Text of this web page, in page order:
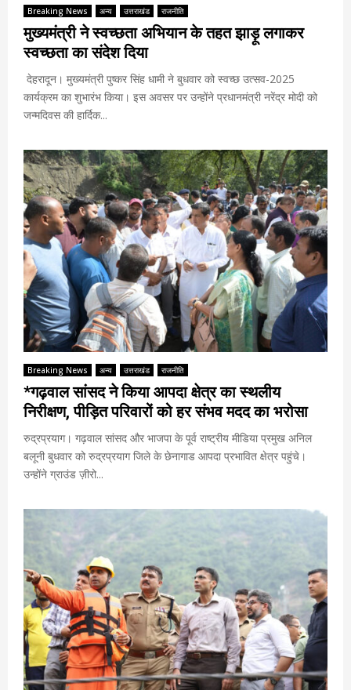
Breaking News अन्य उत्तराखंड राजनीति
मुख्यमंत्री ने स्वच्छता अभियान के तहत झाड़ू लगाकर
स्वच्छता का संदेश दिया
देहरादून। मुख्यमंत्री पुष्कर सिंह धामी ने बुधवार को स्वच्छ उत्सव-2025
कार्यक्रम का शुभारंभ किया। इस अवसर पर उन्होंने प्रधानमंत्री नरेंद्र मोदी को
जन्मदिवस की हार्दिक...
Breaking News अन्य उत्तराखंड राजनीति
*गढ़वाल सांसद ने किया आपदा क्षेत्र का स्थलीय
निरीक्षण, पीड़ित परिवारों को हर संभव मदद का भरोसा
रुद्रप्रयाग। गढ़वाल सांसद और भाजपा के पूर्व राष्ट्रीय मीडिया प्रमुख अनिल
बलूनी बुधवार को रुद्रप्रयाग जिले के छेनागाड आपदा प्रभावित क्षेत्र पहुंचे।
उन्होंने ग्राउंड ज़ीरो...